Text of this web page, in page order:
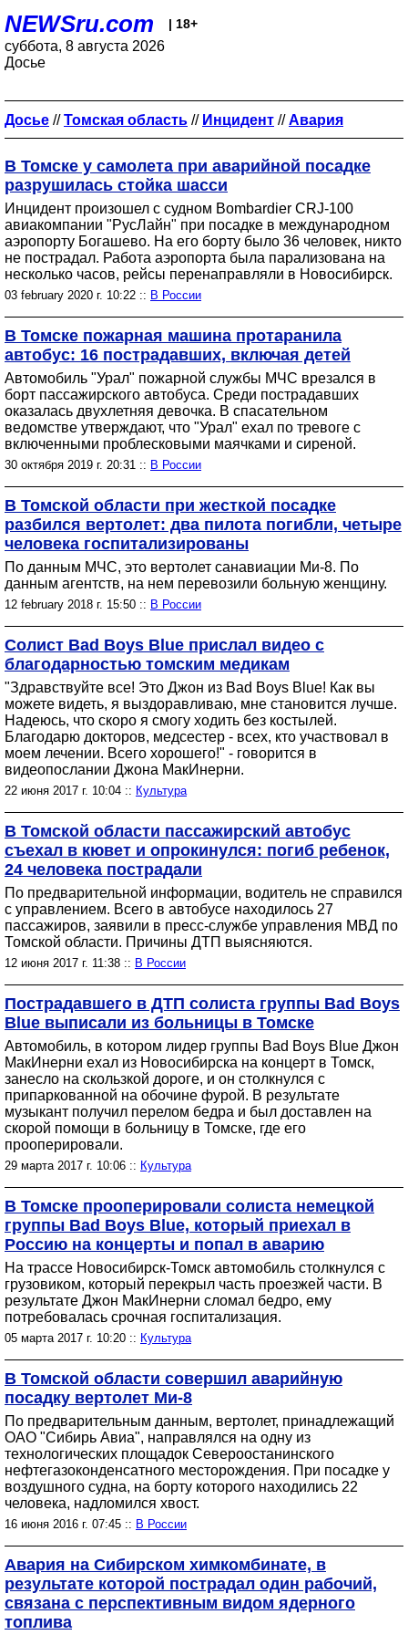
NEWSru.com | 18+
суббота, 8 августа 2026
Досье
Досье //Томская область // Инцидент //Авария
В Томске у самолета при аварийной посадке
разрушилась стойка шасси
Инцидент произошел с судном Bombardier CRJ-100
авиакомпании "РусЛайн" при посадке в международном
аэропорту Богашево. На его борту было 36 человек, никто
не пострадал. Работа аэропорта была парализована на
несколько часов, рейсы перенаправляли в Новосибирск.
03 february 2020 г. 10:22 :: В России
В Томске пожарная машина протаранила
автобус: 16 пострадавших, включая детей
Автомобиль "Урал" пожарной службы МЧС врезался в
борт пассажирского автобуса. Среди пострадавших
оказалась двухлетняя девочка. В спасательном
ведомстве утверждают, что "Урал" ехал по тревоге с
включенными проблесковыми маячками и сиреной.
30 октября 2019 г. 20:31 :: В России
В Томской области при жесткой посадке
разбился вертолет: два пилота погибли, четыре
человека госпитализированы
По данным МЧС, это вертолет санавиации Ми-8. По
данным агентств, на нем перевозили больную женщину.
12 february 2018 г. 15:50 :: В России
Солист Bad Boys Blue прислал видео с
благодарностью томским медикам
"Здравствуйте все! Это Джон из Bad Boys Blue! Как вы
можете видеть, я выздоравливаю, мне становится лучше.
Надеюсь, что скоро я смогу ходить без костылей.
Благодарю докторов, медсестер - всех, кто участвовал в
моем лечении. Всего хорошего!" - говорится в
видеопослании Джона МакИнерни.
22 июня 2017 г. 10:04 :: Культура
В Томской области пассажирский автобус
съехал в кювет и опрокинулся: погиб ребенок,
24 человека пострадали
По предварительной информации, водитель не справился
с управлением. Всего в автобусе находилось 27
пассажиров, заявили в пресс-службе управления МВД по
Томской области. Причины ДТП выясняются.
12 июня 2017 г. 11:38 :: В России
Пострадавшего в ДТП солиста группы Bad Boys
Blue выписали из больницы в Томске
Автомобиль, в котором лидер группы Bad Boys Blue Джон
МакИнерни ехал из Новосибирска на концерт в Томск,
занесло на скользкой дороге, и он столкнулся с
припаркованной на обочине фурой. В результате
музыкант получил перелом бедра и был доставлен на
скорой помощи в больницу в Томске, где его
прооперировали.
29 марта 2017 г. 10:06 :: Культура
В Томске прооперировали солиста немецкой
группы Bad Boys Blue, который приехал в
Россию на концерты и попал в аварию
На трассе Новосибирск-Томск автомобиль столкнулся с
грузовиком, который перекрыл часть проезжей части. В
результате Джон МакИнерни сломал бедро, ему
потребовалась срочная госпитализация.
05 марта 2017 г. 10:20 :: Культура
В Томской области совершил аварийную
посадку вертолет Ми-8
По предварительным данным, вертолет, принадлежащий
ОАО "Сибирь Авиа", направлялся на одну из
технологических площадок Североостанинского
нефтегазоконденсатного месторождения. При посадке у
воздушного судна, на борту которого находились 22
человека, надломился хвост.
16 июня 2016 г. 07:45 :: В России
Авария на Сибирском химкомбинате, в
результате которой пострадал один рабочий,
связана с перспективным видом ядерного
топлива